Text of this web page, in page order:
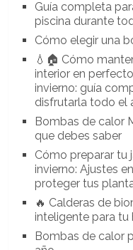
Guía completa
piscina durante
Cómo elegir una
💧🏠 Cómo
interior en
invierno: guía
disfrutarla todo el
Bombas de calor
que debes saber
Cómo preparar tu
invierno: Ajustes
proteger tus
🔥 Calderas de
inteligente para tu
Bombas de calor